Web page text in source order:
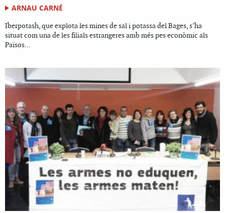
ARNAU CARNÉ
Iberpotash, que explota les mines de sal i potassa del Bages, s’ha
situat com una de les filials estrangeres amb més pes econòmic als
Països...